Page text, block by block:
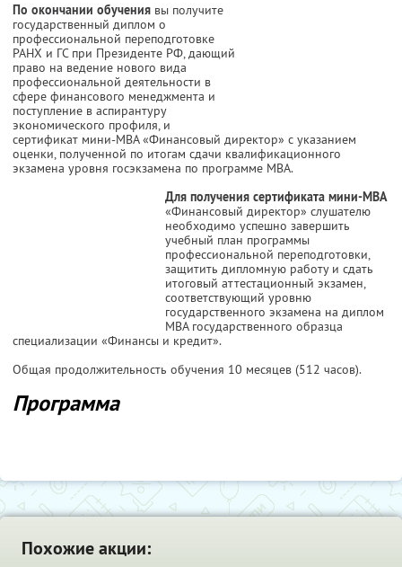
По окончании обучения вы получите
государственный диплом о
профессиональной переподготовке
РАНХ и ГС при Президенте РФ, дающий
право на ведение нового вида
профессиональной деятельности в
сфере финансового менеджмента и
поступление в аспирантуру
экономического профиля, и
сертификат мини-МВА «Финансовый директор» с указанием
оценки, полученной по итогам сдачи квалификационного
экзамена уровня госэкзамена по программе МВА.
Для получения сертификата мини-МВА
«Финансовый директор» слушателю
необходимо успешно завершить
учебный план программы
профессиональной переподготовки,
защитить дипломную работу и сдать
итоговый аттестационный экзамен,
соответствующий уровню
государственного экзамена на диплом
МВА государственного образца
специализации «Финансы и кредит».
Общая продолжительность обучения 10 месяцев (512 часов).
Программа
Похожие акции: